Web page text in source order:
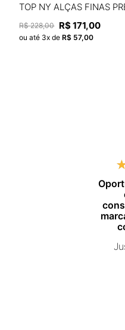
ADICIONAR À
TOP NY ALÇAS FINAS
R$ 228,00 R$171,00
ou até 3x deR$ 57,00